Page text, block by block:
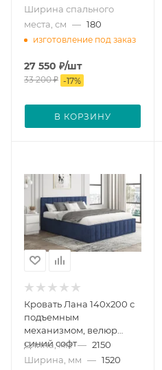
Ширина спального
места, см — 180
изготовление под заказ
27 550 ₽/шт
33 200₽ -17%
В КОРЗИНУ
Кровать Лана 140х200 с
подъемным
механизмом, велюр
синий софт
Длина, мм — 2150
Ширина, мм — 1520